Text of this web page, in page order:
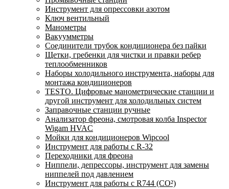
Инструмент для опрессовки азотом
Ключ вентильный
Манометры
Вакуумметры
Соединители трубок кондиционера без пайки
Щетки, гребенки для чистки и правки ребер
теплообменников
Наборы холодильного инструмента, наборы для
монтажа кондиционеров
TESTO. Цифровые манометрические станции и
другой инструмент для холодильных систем
Заправочные станции ручные
Анализатор фреона, смотровая колба Inspector
Wigam HVAC
Мойки для кондиционеров Wipcool
Инструмент для работы с R-32
Переходники для фреона
Ниппели, депрессоры, инструмент для замены
ниппелей под давлением
Инструмент для работы с R744 (CO²)